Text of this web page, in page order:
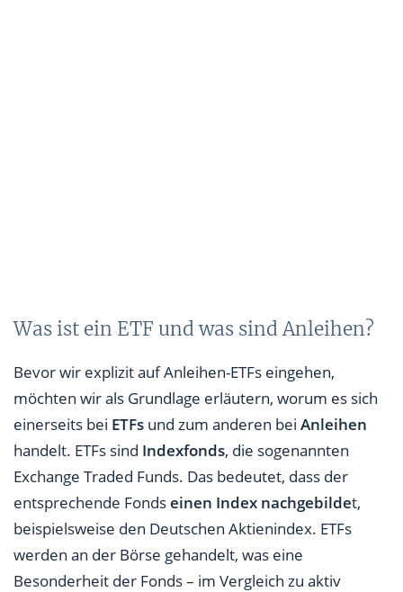
Was ist ein ETF und was sind Anleihen?
Bevor wir explizit auf Anleihen-ETFs eingehen,
möchten wir als Grundlage erläutern, worum es sich
einerseits bei ETFs und zum anderen bei Anleihen
handelt. ETFs sind Indexfonds, die sogenannten
Exchange Traded Funds. Das bedeutet, dass der
entsprechende Fondseinen Index nachgebildet,
beispielsweise den Deutschen Aktienindex. ETFs
werden an der Börse gehandelt, was eine
Besonderheit der Fonds – im Vergleich zu aktiv